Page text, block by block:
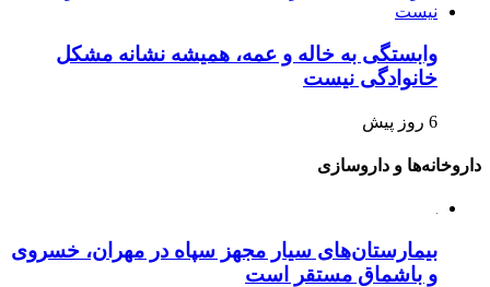
وابستگی به خاله و عمه، همیشه نشانه مشکل
خانوادگی نیست
6 روز پیش
داروخانه‌ها و داروسازی
بیمارستان‌های سیار مجهز سپاه در مهران، خسروی
و باشماق مستقر است